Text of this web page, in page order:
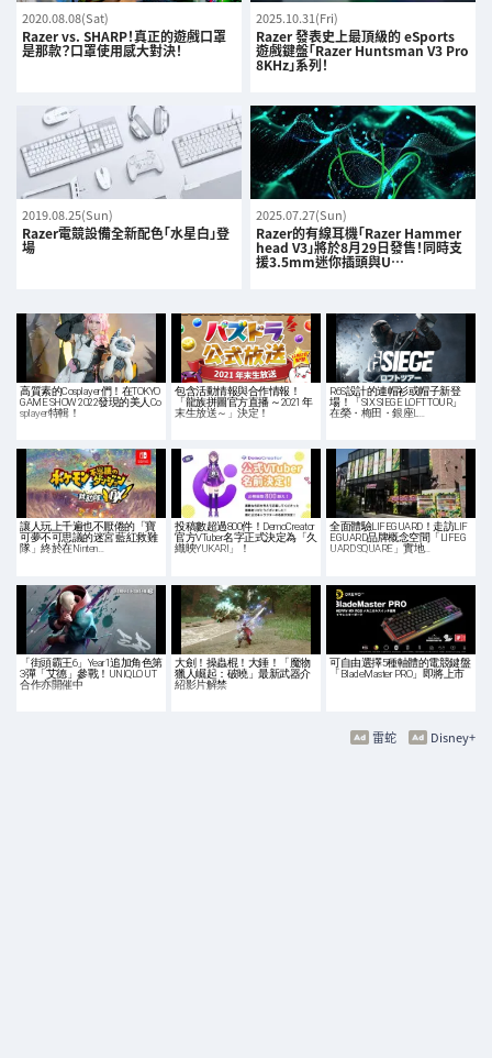
2020.08.08(Sat)
Razer vs. SHARP！真正的遊戲口罩
是那款？口罩使用感大對決！
2025.10.31(Fri)
Razer 發表史上最頂級的 eSports
遊戲鍵盤「Razer Huntsman V3 Pro
8KHz」系列！
2019.08.25(Sun)
Razer電競設備全新配色「水星白」登
場
2025.07.27(Sun)
Razer的有線耳機「Razer Hammer
head V3」將於8月29日發售！同時支
援3.5mm迷你插頭與U…
高質素的Cosplayer們！在TOKYO
GAME SHOW 2022發現的美人Co
splayer特輯！
包含活動情報與合作情報！
「龍族拼圖官方直播 ～2021 年
末生放送～」決定！
R6S設計的連帽衫或帽子新登
場！「SIX SIEGE LOFT TOUR」
在榮・梅田・銀座L…
讓人玩上千遍也不厭倦的「寶
可夢不可思議的迷宮 藍紅救難
隊」終於在Ninten…
投稿數超過800件！DemoCreator
官方VTuber名字正式決定為「久
織映YUKARI」！
全面體驗LIFEGUARD！走訪LIF
EGUARD品牌概念空間「LIFEG
UARD SQUARE」實地…
「街頭霸王6」Year1追加角色第
3彈「艾德」參戰！UNIQLO UT
合作亦開催中
大劍！操蟲棍！大錘！「魔物
獵人崛起：破曉」最新武器介
紹影片解禁
可自由選擇5種軸體的電競鍵盤
「BladeMaster PRO」即將上市
Disney+
雷蛇